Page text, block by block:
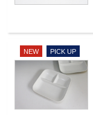
NEW
PICK UP